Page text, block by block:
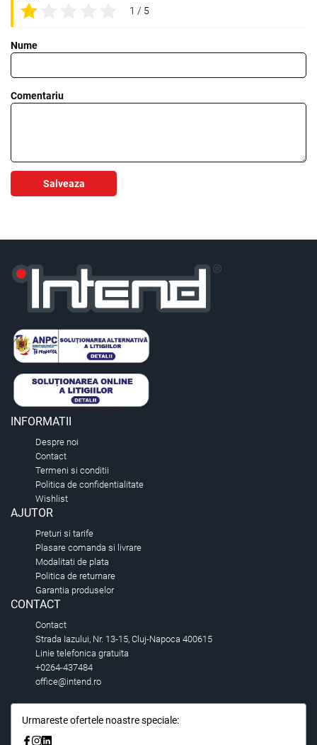
1 / 5
Nume
Comentariu
Salveaza
INFORMATII
Despre noi
Contact
Termeni si conditii
Politica de confidentialitate
Wishlist
AJUTOR
Preturi si tarife
Plasare comanda si livrare
Modalitati de plata
Politica de returnare
Garantia produselor
CONTACT
Contact
Strada Iazului, Nr. 13-15, Cluj-Napoca 400615
Linie telefonica gratuita
+0264-437484
office@intend.ro
Urmareste ofertele noastre speciale: